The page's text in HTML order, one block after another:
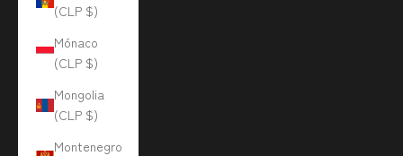
(CLP $)
Mónaco
(CLP $)
Mongolia
(CLP $)
Montenegro